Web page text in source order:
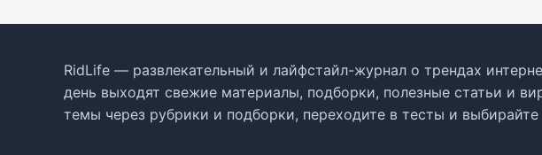
RidLife — развлекательный и лайфстайл-журнал о трендах
день выходят свежие материалы, подборки, полезные статьи и
темы через рубрики и подборки, переходите в тесты и